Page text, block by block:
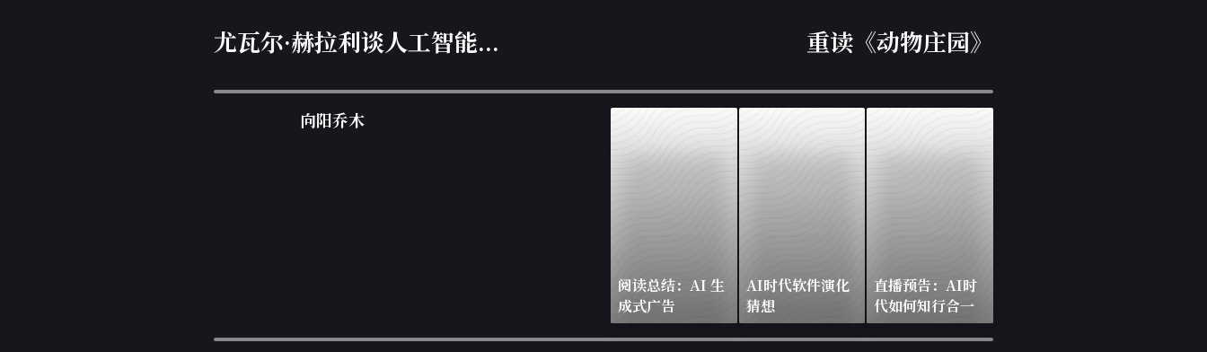
尤瓦尔·赫拉利谈人工智能... 重读《动物庄园》
向阳乔木
阅读总结：AI 生
成式广告
AI时代软件演化
猜想
直播预告：AI时
代如何知行合一